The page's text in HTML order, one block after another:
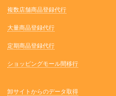
複数店舗商品登録代行
大量商品登録代行
定期商品登録代行
ショッピングモール間移行
卸サイトからのデータ取得